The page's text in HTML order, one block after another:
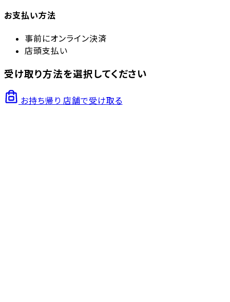
お支払い方法
事前にオンライン決済
店頭支払い
受け取り方法を選択してください
お持ち帰り 店舗で受け取る